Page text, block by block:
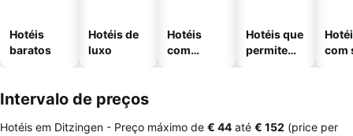
Hotéis
baratos
Hotéis de
luxo
Hotéis
com
Hotéis que
permitem
com
Intervalo de preços
Hotéis em Ditzingen - Preço máximo de ‎€ 44 até ‎€ 152 (price per